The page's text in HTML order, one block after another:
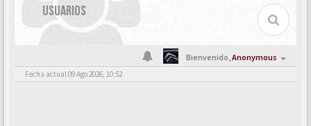
USUARIOS
Bienvenido,Anonymous
Fecha actual 09 Ago 2026, 10:52